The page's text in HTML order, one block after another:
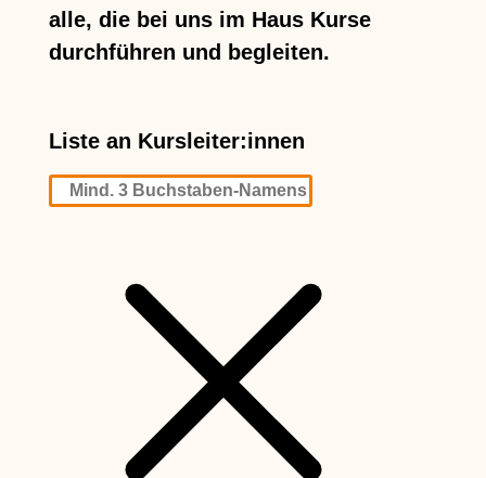
alle, die bei uns im Haus Kurse
durchführen und begleiten.
Liste an Kursleiter:innen